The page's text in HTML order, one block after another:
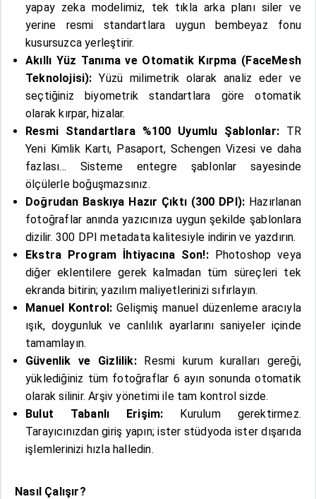
yapay zeka modelimiz, tek tıkla arka planı siler ve
yerine resmi standartlara uygun bembeyaz fonu
kusursuzca yerleştirir.
Akıllı Yüz Tanıma ve Otomatik Kırpma (FaceMesh
Teknolojisi): Yüzü milimetrik olarak analiz eder ve
seçtiğiniz biyometrik standartlara göre otomatik
olarak kırpar, hizalar.
Resmi Standartlara %100 Uyumlu Şablonlar:TR
Yeni Kimlik Kartı, Pasaport, Schengen Vizesi ve daha
fazlası... Sisteme entegre şablonlar sayesinde
ölçülerle boğuşmazsınız.
Doğrudan Baskıya Hazır Çıktı (300 DPI): Hazırlanan
fotoğraflar anında yazıcınıza uygun şekilde şablonlara
dizilir. 300 DPI metadata kalitesiyle indirin ve yazdırın.
Ekstra Program İhtiyacına Son!:Photoshop veya
diğer eklentilere gerek kalmadan tüm süreçleri tek
ekranda bitirin; yazılım maliyetlerinizi sıfırlayın.
Manuel Kontrol: Gelişmiş manuel düzenleme aracıyla
ışık, doygunluk ve canlılık ayarlarını saniyeler içinde
tamamlayın.
Güvenlik ve Gizlilik:Resmi kurum kuralları gereği,
yüklediğiniz tüm fotoğraflar 6 ayın sonunda otomatik
olarak silinir. Arşiv yönetimi ile tam kontrol sizde.
Bulut Tabanlı Erişim: Kurulum gerektirmez.
Tarayıcınızdan giriş yapın; ister stüdyoda ister dışarıda
işlemlerinizi hızla halledin.
Nasıl Çalışır?